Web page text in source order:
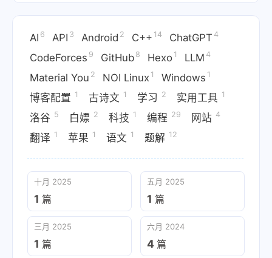
AI 6 API 3 Android 2 C++ 14 ChatGPT 4
CodeForces 9 GitHub 8 Hexo 1 LLM 4
Material You 2 NOI Linux 1 Windows 1
博客配置 1 古诗文 1 学习 2 实用工具 1
洛谷 5 白嫖 2 科技 1 编程 29 网站 4
翻译 1 苹果 1 语文 1 题解 12
十月 2025
1 篇
五月 2025
1 篇
三月 2025
1 篇
六月 2024
4 篇